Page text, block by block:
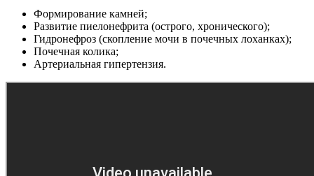
Формирование камней;
Развитие пиелонефрита (острого, хронического);
Гидронефроз (скопление мочи в почечных лоханках);
Почечная колика;
Артериальная гипертензия.